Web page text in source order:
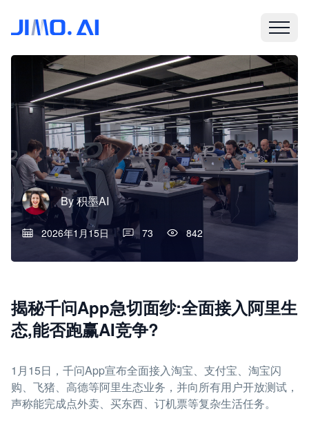
By积墨AI
2026年1月15日 73 842
揭秘千问App急切面纱:全面接入阿里生
态,能否跑赢AI竞争?
1月15日，千问App宣布全面接入淘宝、支付宝、淘宝闪
购、飞猪、高德等阿里生态业务，并向所有用户开放测试，
声称能完成点外卖、买东西、订机票等复杂生活任务。